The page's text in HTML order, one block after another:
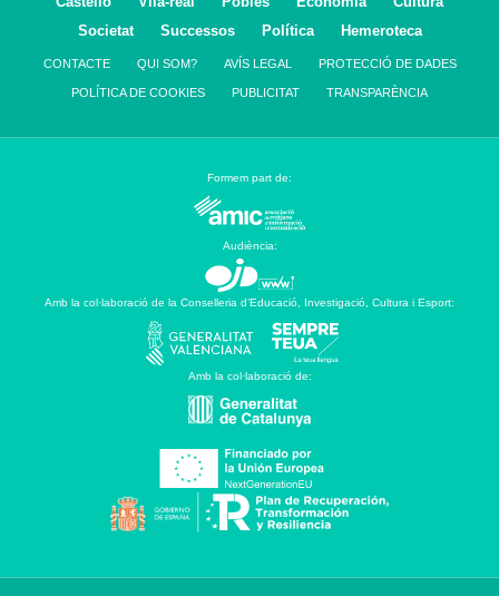
Societat
Successos Política Hemeroteca
CONTACTE QUI SOM? AVÍS LEGAL PROTECCIÓ DE DADES
POLÍTICA DE COOKIES PUBLICITAT TRANSPARÈNCIA
Formem part de:
Audiència:
Amb la col·laboració de la Conselleria d’Educació, Investigació, Cultura i Esport:
Amb la col·laboració de: